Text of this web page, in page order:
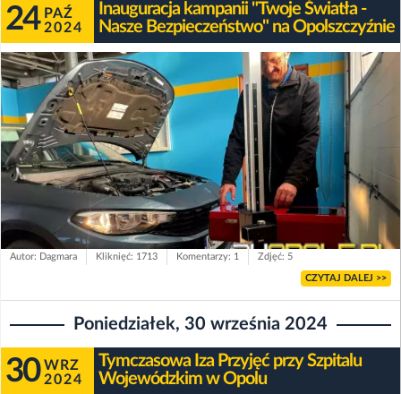
24 PAŹ
2024
Inauguracja kampanii "Twoje Światła -
Nasze Bezpieczeństwo" na Opolszczyźnie
Autor: Dagmara Kliknięć: 1713 Komentarzy: 1 Zdjęć: 5
CZYTAJ DALEJ >>
Poniedziałek, 30 września 2024
30 WRZ
2024
Tymczasowa Iza Przyjęć przy Szpitalu
Wojewódzkim w Opolu